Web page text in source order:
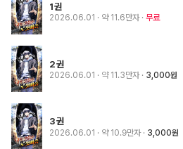
1권
2026.06.01 · 약 11.6만자 무료
2권
2026.06.01 · 약 11.3만자 3,000원
3권
2026.06.01 · 약 10.9만자 3,000원